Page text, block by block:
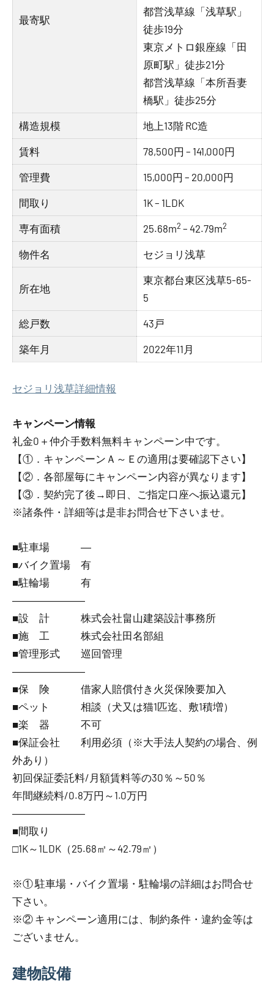
最寄駅
都営浅草線「浅草駅」
徒歩19分
東京メトロ銀座線「田
原町駅」徒歩21分
都営浅草線「本所吾妻
橋駅」徒歩25分
構造規模 地上13階 RC造
賃料 78,500円 – 141,000円
管理費 15,000円 – 20,000円
間取り 1K – 1LDK
専有面積 25.68m2 – 42.79m2
物件名 セジョリ浅草
所在地
東京都台東区浅草5-65-
5
総戸数 43戸
築年月 2022年11月
セジョリ浅草詳細情報
キャンペーン情報
礼金0 ＋ 仲介手数料無料キャンペーン中です。
【①．キャンペーンＡ～Ｅの適用は要確認下さい】
【②．各部屋毎にキャンペーン内容が異なります】
【③．契約完了後→即日、ご指定口座へ振込還元】
※諸条件・詳細等は是非お問合せ下さいませ。
■駐車場 ―
■バイク置場 有
■駐輪場 有
―――――――
■設 計 株式会社畠山建築設計事務所
■施 工 株式会社田名部組
■管理形式 巡回管理
―――――――
■保 険 借家人賠償付き火災保険要加入
■ペット 相談（犬又は猫1匹迄、敷1積増）
■楽 器 不可
■保証会社 利用必須（※大手法人契約の場合、例
外あり）
初回保証委託料/月額賃料等の30％～50％
年間継続料/0.8万円～1.0万円
―――――――
■間取り
□1K～1LDK（25.68㎡～42.79㎡）
※① 駐車場・バイク置場・駐輪場の詳細はお問合せ
下さい。
※② キャンペーン適用には、制約条件・違約金等は
ございません。
建物設備